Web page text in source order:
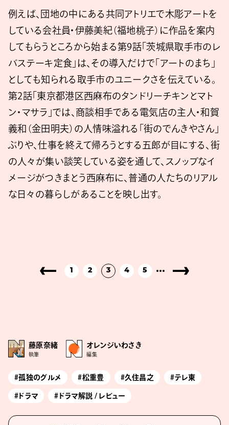
例えば、団地の中にある共同アトリエで木彫アートを
している会社員・伊藤美紀（福地桃子）に作品を案内
してもらうところから始まる第9話「茨城県取手市のレ
バステーキ定食」は、その導入だけで「アートのまち」
としても知られる取手市のユニークさを伝えている。
第2話「東京都港区西麻布のタンドリーチキンとマト
ン・マサラ」では、商談相手である電気店の主人・和賀
義和（金田明夫）の人情味溢れる「街のでんきやさん」
ぶりや、仕事を終えて帰ろうとする五郎が目にする、街
の人々が集い談笑している姿を通して、スノッブなイ
メージがつきまとう西麻布に、普通の人たちのリアル
な日々の暮らしがあることを映し出す。
1 2 3 4 5
藤原奈緒
執筆
オレンジいわさき
編集
#孤独のグルメ #松重豊 #久住昌之 #テレ東
#ドラマ #ドラマ解説 / レビュー